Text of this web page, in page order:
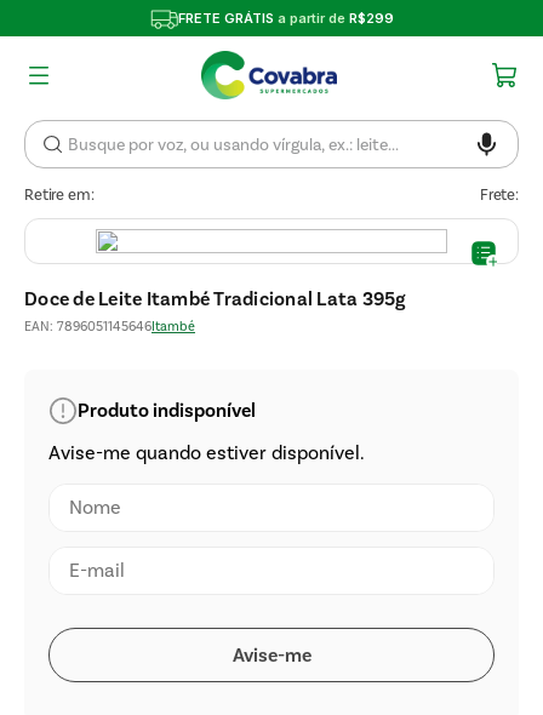
FRETE GRÁTIS a partir de R$299
Retire em: Frete:
Doce de Leite Itambé Tradicional Lata 395g
EAN: 7896051145646Itambé